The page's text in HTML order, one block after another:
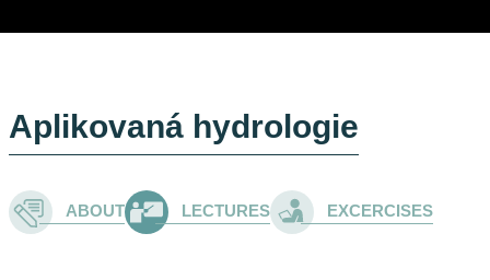
Aplikovaná hydrologie
ABOUT LECTURES EXCERCISES